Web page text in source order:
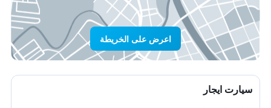
اعرض على الخريطة
سيارت ايجار